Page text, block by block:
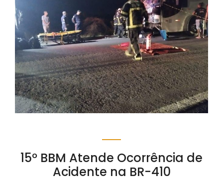
15º BBM Atende Ocorrência de
Acidente na BR-410